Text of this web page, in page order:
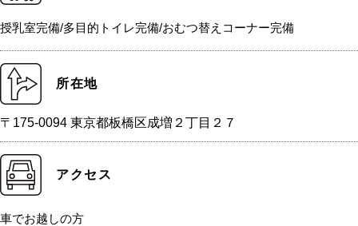
授乳室完備/多目的トイレ完備/おむつ替えコーナー完備
所在地
〒175-0094 東京都板橋区成増２丁目２７
アクセス
車でお越しの方